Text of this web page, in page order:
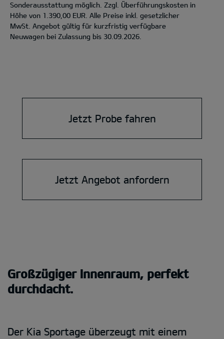
Sonderausstattung möglich. Zzgl. Überführungskosten in
Höhe von 1.390,00 EUR. Alle Preise inkl. gesetzlicher
MwSt. Angebot gültig für kurzfristig verfügbare
Neuwagen bei Zulassung bis 30.09.2026.
Jetzt Probe fahren
Jetzt Angebot anfordern
Großzügiger Innenraum, perfekt
durchdacht.
Der Kia Sportage überzeugt mit einem